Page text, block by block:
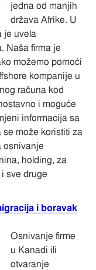
jedna od manjih
država Afrike. U
je uvela
Naša firma je
možemo pomoći
kompanije u
računa kod
i moguće
informacija sa
se može koristiti za
osnivanje
holding, za
sve druge
i boravak
Osnivanje firme
u Kanadi ili
otvaranje